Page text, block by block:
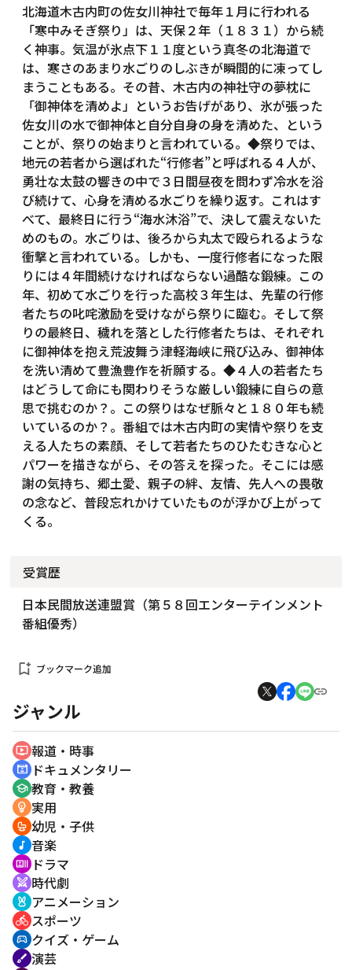
北海道木古内町の佐女川神社で毎年１月に行われる
「寒中みそぎ祭り」は、天保２年（１８３１）から続
く神事。気温が氷点下１１度という真冬の北海道で
は、寒さのあまり水ごりのしぶきが瞬間的に凍ってし
まうこともある。その昔、木古内の神社守の夢枕に
「御神体を清めよ」というお告げがあり、氷が張った
佐女川の水で御神体と自分自身の身を清めた、という
ことが、祭りの始まりと言われている。◆祭りでは、
地元の若者から選ばれた“行修者”と呼ばれる４人が、
勇壮な太鼓の響きの中で３日間昼夜を問わず冷水を浴
び続けて、心身を清める水ごりを繰り返す。これはす
べて、最終日に行う“海水沐浴”で、決して震えないた
めのもの。水ごりは、後ろから丸太で殴られるような
衝撃と言われている。しかも、一度行修者になった限
りには４年間続けなければならない過酷な鍛練。この
年、初めて水ごりを行った高校３年生は、先輩の行修
者たちの叱咤激励を受けながら祭りに臨む。そして祭
りの最終日、穢れを落とした行修者たちは、それぞれ
に御神体を抱え荒波舞う津軽海峡に飛び込み、御神体
を洗い清めて豊漁豊作を祈願する。◆４人の若者たち
はどうして命にも関わりそうな厳しい鍛練に自らの意
思で挑むのか？。この祭りはなぜ脈々と１８０年も続
いているのか？。番組では木古内町の実情や祭りを支
える人たちの素顔、そして若者たちのひたむきな心と
パワーを描きながら、その答えを探った。そこには感
謝の気持ち、郷土愛、親子の絆、友情、先人への畏敬
の念など、普段忘れかけていたものが浮かび上がって
くる。
受賞歴
日本民間放送連盟賞（第５８回エンターテインメント
番組優秀）
bookmark_add ブックマーク追加
ジャンル
ondemand_video 報道・時事
cinematic_blur ドキュメンタリー
school 教育・教養
emoji_objects 実用
crib 幼児・子供
music_note 音楽
recent_actors ドラマ
swords 時代劇
cruelty_free アニメーション
directions_bike スポーツ
sports_esports クイズ・ゲーム
brush 演芸